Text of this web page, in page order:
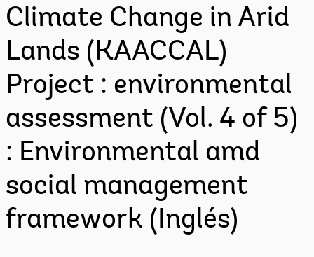
Climate Change in Arid
Lands (KAACCAL)
Project : environmental
assessment (Vol. 4 of 5)
: Environmental amd
social management
framework (Inglés)